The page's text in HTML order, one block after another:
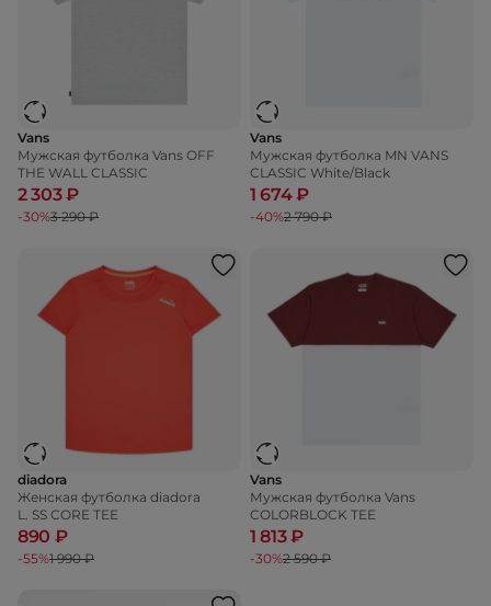
Vans
Мужская футболка Vans OFF
THE WALL CLASSIC
2 303 ₽
-30%3 290 ₽
Vans
Мужская футболка MN VANS
CLASSIC White/Black
1 674 ₽
-40%2 790 ₽
diadora
Женская футболка diadora
L. SS CORE TEE
890 ₽
-55%1 990 ₽
Vans
Мужская футболка Vans
COLORBLOCK TEE
1 813 ₽
-30%2 590 ₽